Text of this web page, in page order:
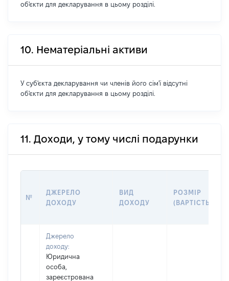
об'єкти для декларування в цьому розділі.
10. Нематеріальні активи
У суб'єкта декларування чи членів його сім'ї відсутні
об'єкти для декларування в цьому розділі.
11. Доходи, у тому числі подарунки
№
ДЖЕРЕЛО
ДОХОДУ
ВИД
ДОХОДУ
РОЗМІР
(ВАРТІСТЬ)
Джерело
доходу:
Юридична
особа,
зареєстрована